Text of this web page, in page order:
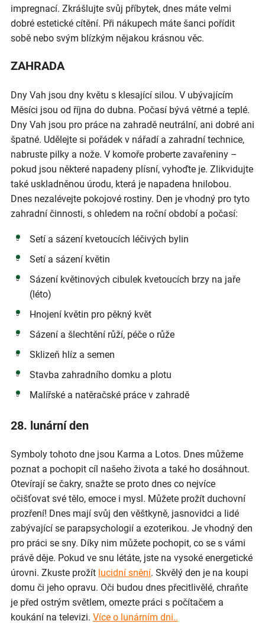
impregnací. Zkrášlujte svůj příbytek, dnes máte velmi
dobré estetické cítění. Při nákupech máte šanci pořídit
sobě nebo svým blízkým nějakou krásnou věc.
ZAHRADA
Dny Vah jsou dny květu s klesající silou. V ubývajícím
Měsíci jsou od října do dubna. Počasí bývá větrné a teplé.
Dny Vah jsou pro práce na zahradě neutrální, ani dobré ani
špatné. Udělejte si pořádek v nářadí a zahradní technice,
nabruste pilky a nože. V komoře proberte zavařeniny –
pokud jsou některé napadeny plísní, vyhoďte je. Zlikvidujte
také uskladněnou úrodu, která je napadena hnilobou.
Dnes nezalévejte pokojové rostiny. Den je vhodný pro tyto
zahradní činnosti, s ohledem na roční období a počasí:
Setí a sázení kvetoucích léčivých bylin
Setí a sázení květin
Sázení květinových cibulek kvetoucích brzy na jaře
(léto)
Hnojení květin pro pěkný květ
Sázení a šlechtění růží, péče o růže
Sklizeň hlíz a semen
Stavba zahradního domku a plotu
Malířské a natěračské práce v zahradě
28. lunární den
Symboly tohoto dne jsou Karma a Lotos. Dnes můžeme
poznat a pochopit cíl našeho života a také ho dosáhnout.
Otevírají se čakry, snažte se proto dnes co nejvíce
očišťovat své tělo, emoce i mysl. Můžete prožít duchovní
prozření! Dnes mají svůj den věštkyně, jasnovidci a lidé
zabývající se parapsychologií a ezoterikou. Je vhodný den
pro práci se sny. Díky nim můžete pochopit, co se s vámi
právě děje. Pokud ve snu létáte, jste na vysoké energetické
úrovni. Zkuste prožít lucidní snění. Skvělý den je na koupi
domu či jeho opravu. Oči budou dnes přecitlivělé, chraňte
je před ostrým světlem, omezte práci s počítačem a
koukání na televizi. Více o lunárním dni..